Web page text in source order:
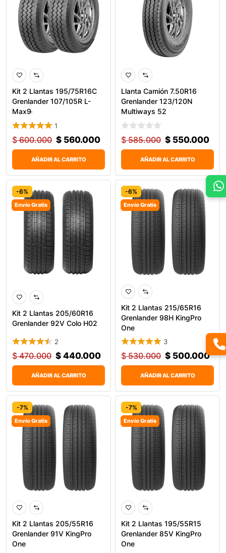
Kit 2 Llantas 195/75R16C
Grenlander 107/105R L-
Max9 ̵
1
$600.000 $ 560.000
AÑADIR AL CARRITO
Llanta Camión 7.50R16
Grenlander 123/120N
Multiways 52
$585.000 $ 550.000
AÑADIR AL CARRITO
-6%
Envío Gratis
Kit 2 Llantas 205/60R16
Grenlander 92V Colo H02
2
$470.000 $ 440.000
AÑADIR AL CARRITO
-6%
Envío Gratis
Kit 2 Llantas 215/65R16
Grenlander 98H KingPro
One
3
$530.000 $ 500.000
AÑADIR AL CARRITO
-7%
Envío Gratis
Kit 2 Llantas 205/55R16
Grenlander 91V KingPro
One
-7%
Envío Gratis
Kit 2 Llantas 195/55R15
Grenlander 85V KingPro
One